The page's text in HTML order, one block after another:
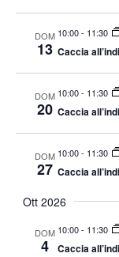
DOM
13
10:00- 11:30
Caccia
DOM
20
10:00- 11:30
Caccia
DOM
27
10:00- 11:30
Caccia
Ott 2026
DOM
4
10:00- 11:30
Caccia